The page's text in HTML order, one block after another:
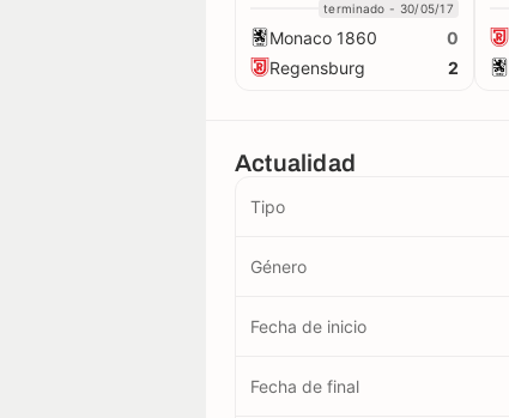
Récords
terminado - 30/05/17
Monaco 1860
0
Regensburg
2
Actualidad
Tipo
Género
Fecha de inicio
Fecha de final